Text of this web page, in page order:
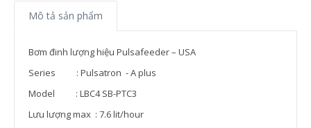
Mô tả sản phẩm
Bơm đinh lượng hiệu Pulsafeeder – USA
Series : Pulsatron - A plus
Model : LBC4 SB-PTC3
Lưu lượng max : 7.6 lit/hour